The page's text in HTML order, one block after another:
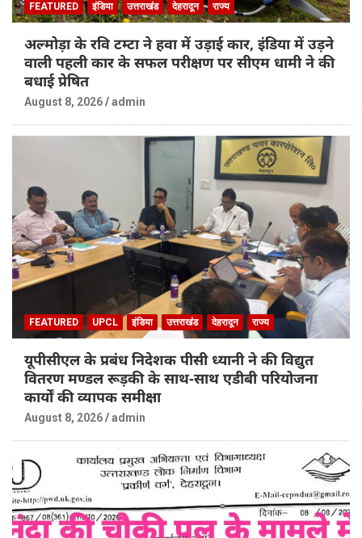
FEATURED इंडिया उत्तराखंड देहरादून राज्य
अल्मोड़ा के रवि टम्टा ने हवा में उड़ाई कार, इंडिया में उड़ने
वाली पहली कार के सफल परीक्षण पर सीएम धामी ने की
बधाई प्रेषित
August 8, 2026 admin
FEATURED UPCL इंडिया उत्तराखंड देहरादून राज्य
यूपीसीएल के प्रबंध निदेशक पीसी ध्यानी ने की विद्युत
वितरण मण्डल रूड़की के साथ-साथ एडीबी परियोजना
कार्यों की व्यापक समीक्षा
August 8, 2026 admin